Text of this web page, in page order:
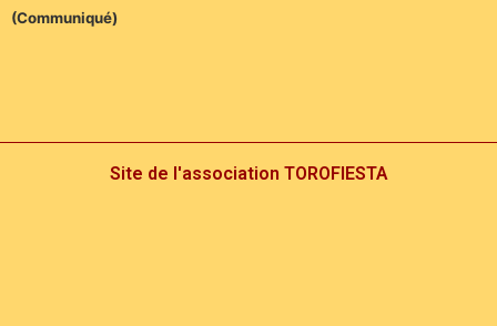
(Communiqué)
Site de l'association TOROFIESTA